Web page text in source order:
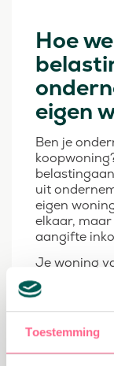
Toestemming
Hoe
eigen
Ben je
uit
eigen
elkaar,
aangifte
Je woning
werk en
krijgt met
dat bij je
de WOZ-
kun je de
aftrekken